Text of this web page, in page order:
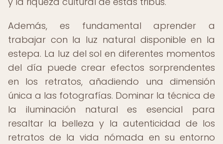
Además, es fundamental aprender a
trabajar con la luz natural disponible en la
estepa. La luz del sol en diferentes momentos
del día puede crear efectos sorprendentes
en los retratos, añadiendo una dimensión
única a las fotografías. Dominar la técnica de
la iluminación natural es esencial para
resaltar la belleza y la autenticidad de los
retratos de la vida nómada en su entorno